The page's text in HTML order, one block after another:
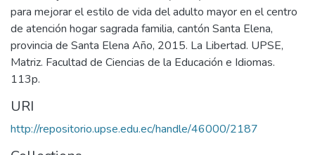
para mejorar el estilo de vida del adulto mayor en el centro
de atención hogar sagrada familia, cantón Santa Elena,
provincia de Santa Elena Año, 2015. La Libertad. UPSE,
Matriz. Facultad de Ciencias de la Educación e Idiomas.
113p.
URI
http://repositorio.upse.edu.ec/handle/46000/2187